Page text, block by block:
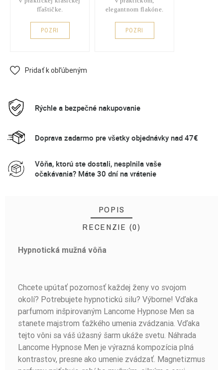
fľaštičke.
POZRI
elegantnom flakóne.
POZRI
Pridať k obľúbeným
Rýchle a bezpečné nakupovanie
Doprava zadarmo pre všetky objednávky nad 47€
Vôňa, ktorú ste dostali, nesplnila vaše
očakávania? Máte 30 dní na vrátenie
POPIS
RECENZIE (0)
Hypnotická mužná vôňa
Chcete upútať pozornosť každej ženy vo svojom
okolí? Potrebujete hypnotickú silu? Výborne! Vďaka
parfumom inšpirovaným Lancome Hypnose Men sa
stanete majstrom ťažkého umenia zvádzania. Vďaka
tejto vôni sa váš úžasný šarm ukáže svetu. Náhrada
Lancome Hypnose Men je výrazná kompozícia plná
kontrastov, presne ako umenie zvádzať. Magnetizmus
BUĎTE PRVÝ, KTO NAPÍŠE RECENZIU!